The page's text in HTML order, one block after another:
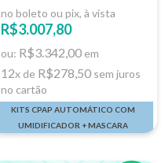
Respironics
no boleto ou pix, à vista
R$3.007,80
ou: R$3.342,00 em
12x de R$278,50 sem juros
no cartão
KITS CPAP AUTOMÁTICO COM
UMIDIFICADOR + MASCARA